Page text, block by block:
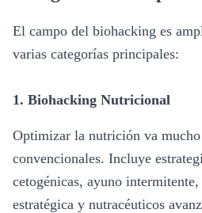
El campo del biohacking es
varias categorías principales:
1. Biohacking Nutricional
Optimizar la nutrición va
convencionales. Incluye
cetogénicas, ayuno
estratégica y nutracéuticos